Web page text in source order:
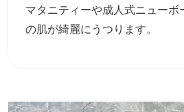
マタニティーや成人式ニューボ
の肌が綺麗にうつります。